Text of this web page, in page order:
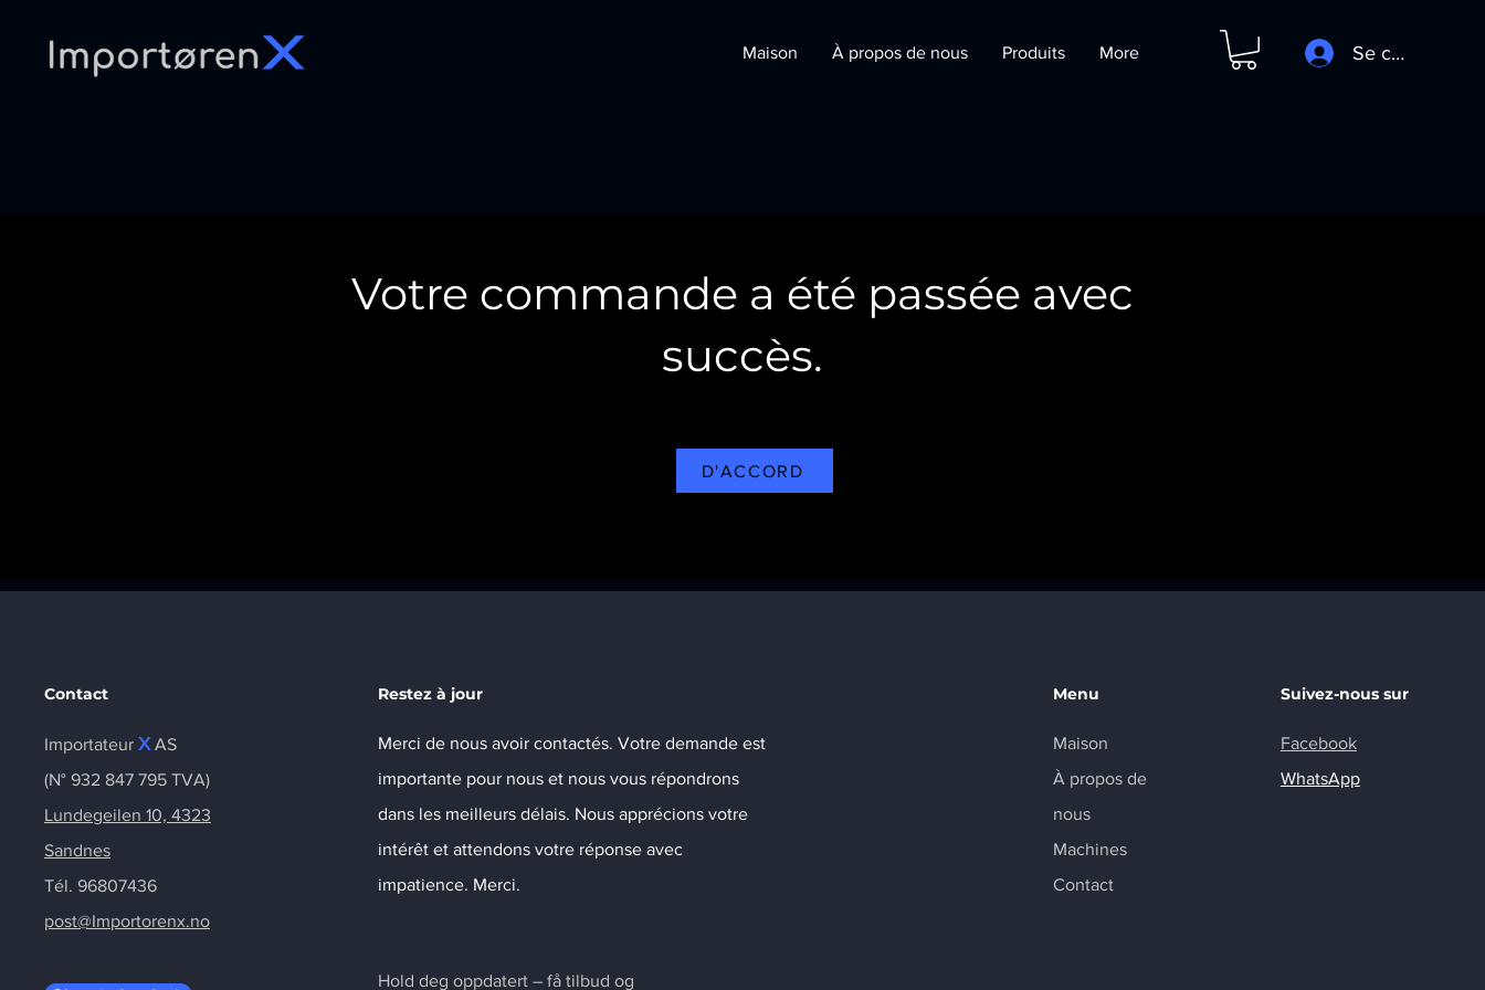
Maison À propos de nous Produits More Se connecter
Votre commande a été passée avec
succès.
D'ACCORD
Contact
Importateur X AS
(N° 932 847 795 TVA)
Lundegeilen 10, 4323
Sandnes
Tél. 96807436
post@Importorenx.no
Restez à jour
Merci de nous avoir contactés. Votre demande est
importante pour nous et nous vous répondrons
dans les meilleurs délais. Nous apprécions votre
intérêt et attendons votre réponse avec
impatience. Merci.
Hold deg oppdatert – få tilbud og
Menu
Maison
À propos de
nous
Machines
Contact
Suivez-nous sur
Facebook
WhatsApp